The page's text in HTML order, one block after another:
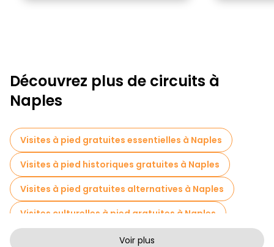
Découvrez plus de circuits à
Naples
Visites à pied gratuites essentielles à Naples
Visites à pied historiques gratuites à Naples
Visites à pied gratuites alternatives à Naples
Visites culturelles à pied gratuites à Naples
Visites à pied sans art à Naples
Voir plus